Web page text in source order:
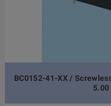
BC0152-41-XX /
5.00